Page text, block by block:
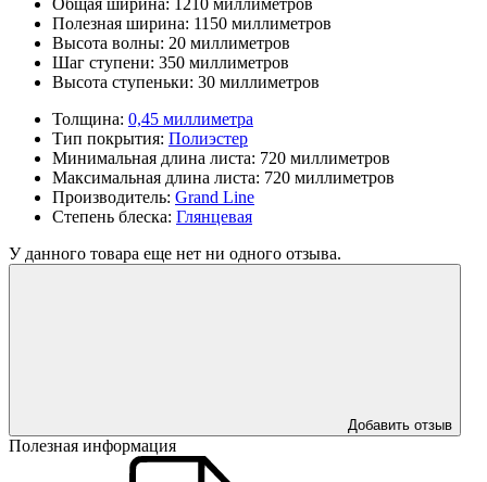
Полезная ширина: 1150 миллиметров
Высота волны: 20 миллиметров
Шаг ступени: 350 миллиметров
Высота ступеньки: 30 миллиметров
Толщина: 0,45 миллиметра
Тип покрытия: Полиэстер
Минимальная длина листа: 720 миллиметров
Максимальная длина листа: 720 миллиметров
Производитель: Grand Line
Степень блеска: Глянцевая
У данного товара еще нет ни одного отзыва.
Добавить отзыв
Полезная информация